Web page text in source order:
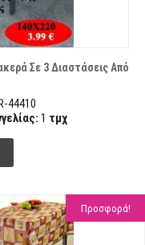
Σε 3 Διαστάσεις Από
44410
1 τμχ
Προσφορά!